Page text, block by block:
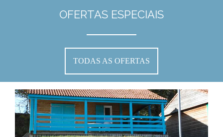
OFERTAS ESPECIAIS
TODAS AS OFERTAS